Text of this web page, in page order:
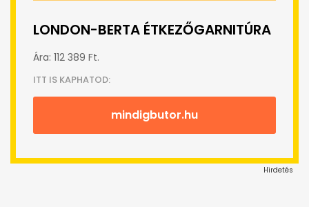
LONDON-BERTA ÉTKEZŐGARNITÚRA
Ára: 112 389 Ft.
ITT IS KAPHATOD:
mindigbutor.hu
Hirdetés